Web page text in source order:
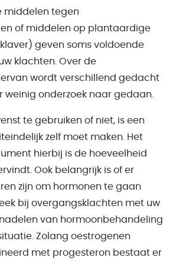
middelen tegen
of middelen op plantaardige
geven soms voldoende
klachten. Over de
wordt verschillend gedacht
weinig onderzoek naar gedaan.
te gebruiken of niet, is een
zelf moet maken. Het
hierbij is de hoeveelheid
Ook belangrijk is of er
zijn om hormonen te gaan
bij overgangsklachten met uw
van hormoonbehandeling
Zolang oestrogenen
met progesteron bestaat er